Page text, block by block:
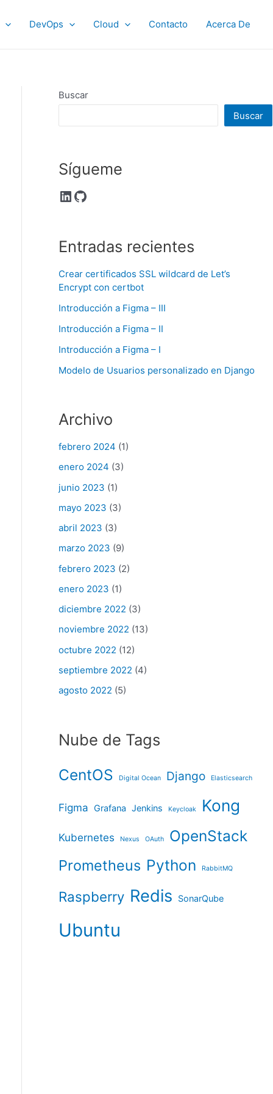
DevOps Cloud Contacto Acerca De
Buscar
Buscar
Sígueme
LinkedIn GitHub
Entradas recientes
Crear certificados SSL wildcard de Let’s
Encrypt con certbot
Introducción a Figma – III
Introducción a Figma – II
Introducción a Figma – I
Modelo de Usuarios personalizado en Django
Archivo
febrero 2024 (1)
enero 2024 (3)
junio 2023 (1)
mayo 2023 (3)
abril 2023 (3)
marzo 2023 (9)
febrero 2023 (2)
enero 2023 (1)
diciembre 2022 (3)
noviembre 2022 (13)
octubre 2022 (12)
septiembre 2022 (4)
agosto 2022 (5)
Nube de Tags
CentOS Digital Ocean Django Elasticsearch
Figma Grafana Jenkins Keycloak Kong
Kubernetes Nexus OAuth OpenStack
Prometheus Python RabbitMQ
Raspberry Redis SonarQube
Ubuntu